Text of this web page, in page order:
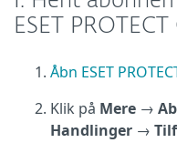
ESET
Åbn ESET
Klik på Mere →
Handlinger →